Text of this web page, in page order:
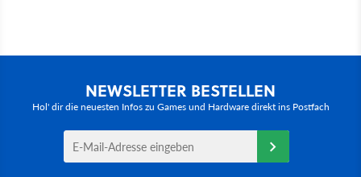
NEWSLETTER BESTELLEN
Hol' dir die neuesten Infos zu Games und Hardware direkt ins Postfach